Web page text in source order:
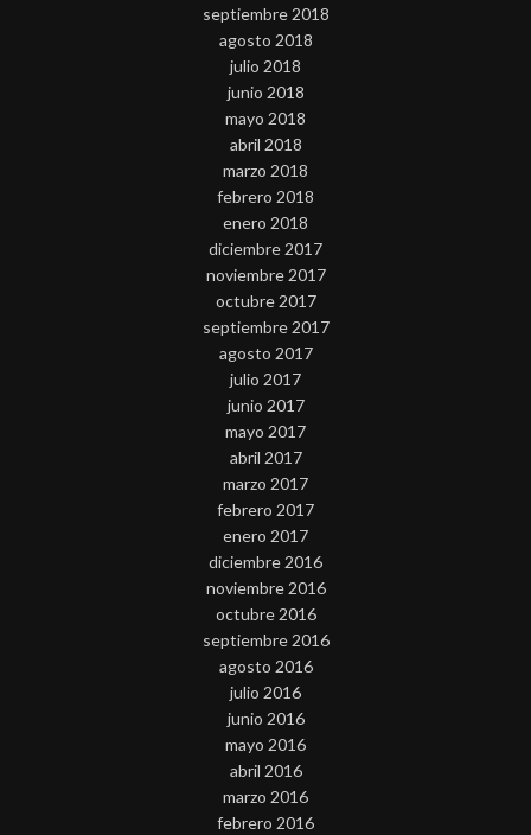
septiembre 2018
agosto 2018
julio 2018
junio 2018
mayo 2018
abril 2018
marzo 2018
febrero 2018
enero 2018
diciembre 2017
noviembre 2017
octubre 2017
septiembre 2017
agosto 2017
julio 2017
junio 2017
mayo 2017
abril 2017
marzo 2017
febrero 2017
enero 2017
diciembre 2016
noviembre 2016
octubre 2016
septiembre 2016
agosto 2016
julio 2016
junio 2016
mayo 2016
abril 2016
marzo 2016
febrero 2016